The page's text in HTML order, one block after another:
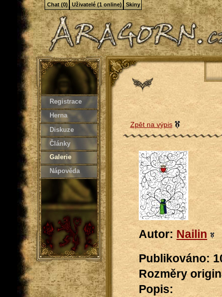
Registrace
Herna
Diskuze
Články
Galerie
Nápověda
Zpět na výpis
Autor: Nailin
Publikováno:
Rozměry
Popis:
Chat (0) Uživatelé (1 online) Skiny